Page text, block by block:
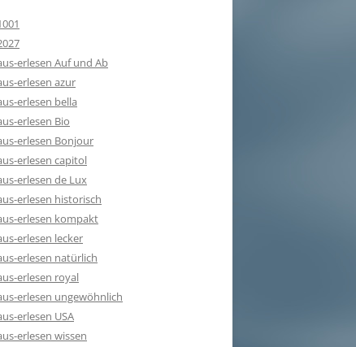
erlesen Auf und Ab
erlesen azur
erlesen bella
erlesen Bio
erlesen Bonjour
erlesen capitol
erlesen de Lux
erlesen historisch
erlesen kompakt
erlesen lecker
erlesen natürlich
erlesen royal
erlesen ungewöhnlich
erlesen USA
erlesen wissen